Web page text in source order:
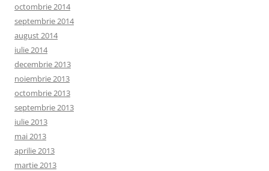
octombrie 2014
septembrie 2014
august 2014
iulie 2014
decembrie 2013
noiembrie 2013
octombrie 2013
septembrie 2013
iulie 2013
mai 2013
aprilie 2013
martie 2013